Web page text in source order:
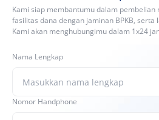
Kami siap membantumu dalam pembelian
fasilitas dana dengan jaminan BPKB, serta
Kami akan menghubungimu dalam 1x24
Nama Lengkap
Nomor Handphone